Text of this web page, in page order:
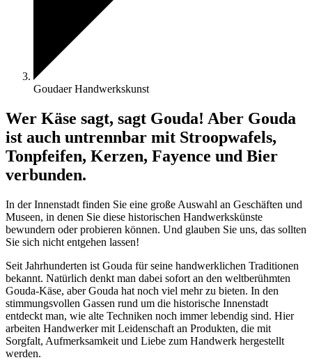
Goudaer Handwerkskunst
Wer Käse sagt, sagt Gouda! Aber Gouda
ist auch untrennbar mit Stroopwafels,
Tonpfeifen, Kerzen, Fayence und Bier
verbunden.
In der Innenstadt finden Sie eine große Auswahl an Geschäften und
Museen, in denen Sie diese historischen Handwerkskünste
bewundern oder probieren können. Und glauben Sie uns, das sollten
Sie sich nicht entgehen lassen!
Seit Jahrhunderten ist Gouda für seine handwerklichen Traditionen
bekannt. Natürlich denkt man dabei sofort an den weltberühmten
Gouda-Käse, aber Gouda hat noch viel mehr zu bieten. In den
stimmungsvollen Gassen rund um die historische Innenstadt
entdeckt man, wie alte Techniken noch immer lebendig sind. Hier
arbeiten Handwerker mit Leidenschaft an Produkten, die mit
Sorgfalt, Aufmerksamkeit und Liebe zum Handwerk hergestellt
werden.